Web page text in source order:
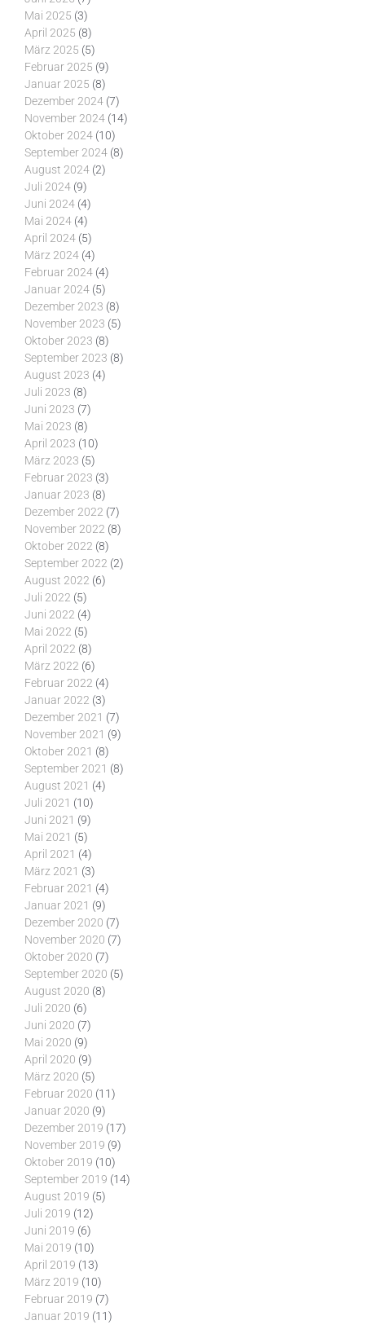
Mai 2025 (3)
April 2025 (8)
März 2025 (5)
Februar 2025 (9)
Januar 2025 (8)
Dezember 2024 (7)
November 2024 (14)
Oktober 2024 (10)
September 2024 (8)
August 2024 (2)
Juli 2024 (9)
Juni 2024 (4)
Mai 2024 (4)
April 2024 (5)
März 2024 (4)
Februar 2024 (4)
Januar 2024 (5)
Dezember 2023 (8)
November 2023 (5)
Oktober 2023 (8)
September 2023 (8)
August 2023 (4)
Juli 2023 (8)
Juni 2023 (7)
Mai 2023 (8)
April 2023 (10)
März 2023 (5)
Februar 2023 (3)
Januar 2023 (8)
Dezember 2022 (7)
November 2022 (8)
Oktober 2022 (8)
September 2022 (2)
August 2022 (6)
Juli 2022 (5)
Juni 2022 (4)
Mai 2022 (5)
April 2022 (8)
März 2022 (6)
Februar 2022 (4)
Januar 2022 (3)
Dezember 2021 (7)
November 2021 (9)
Oktober 2021 (8)
September 2021 (8)
August 2021 (4)
Juli 2021 (10)
Juni 2021 (9)
Mai 2021 (5)
April 2021 (4)
März 2021 (3)
Februar 2021 (4)
Januar 2021 (9)
Dezember 2020 (7)
November 2020 (7)
Oktober 2020 (7)
September 2020 (5)
August 2020 (8)
Juli 2020 (6)
Juni 2020 (7)
Mai 2020 (9)
April 2020 (9)
März 2020 (5)
Februar 2020 (11)
Januar 2020 (9)
Dezember 2019 (17)
November 2019 (9)
Oktober 2019 (10)
September 2019 (14)
August 2019 (5)
Juli 2019 (12)
Juni 2019 (6)
Mai 2019 (10)
April 2019 (13)
März 2019 (10)
Februar 2019 (7)
Januar 2019 (11)